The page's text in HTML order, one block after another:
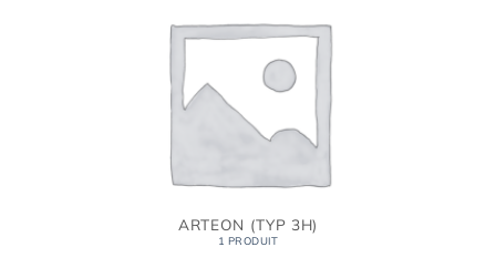
ARTEON (TYP 3H)
1 PRODUIT